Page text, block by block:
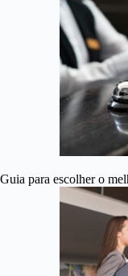
Guia para escolher o